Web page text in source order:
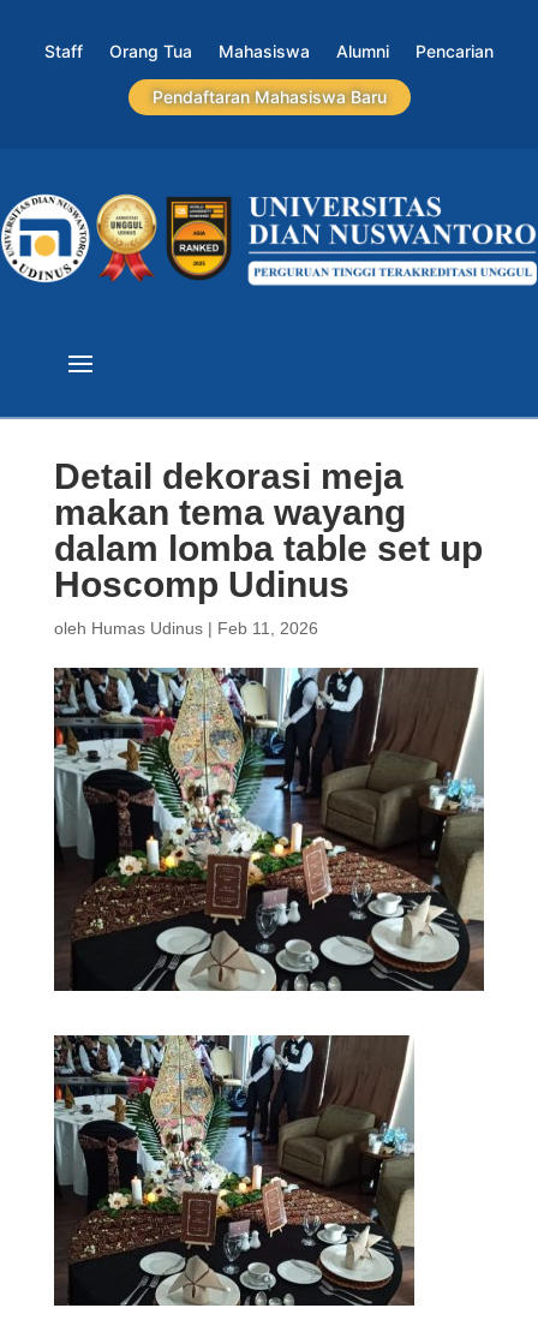
Staff Orang Tua Mahasiswa Alumni Pencarian
Pendaftaran Mahasiswa Baru
Detail dekorasi meja
makan tema wayang
dalam lomba table set up
Hoscomp Udinus
oleh Humas Udinus| Feb 11, 2026